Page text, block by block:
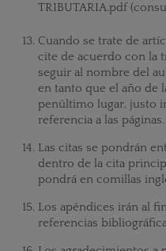
TRIBUTARIA.pdf
Cuando se trate de
cite de acuerdo con la
seguir al nombre del
en tanto que el año de
penúltimo lugar, justo
referencia a las páginas.
Las citas se pondrán
dentro de la cita
pondrá en comillas
Los apéndices irán al
referencias